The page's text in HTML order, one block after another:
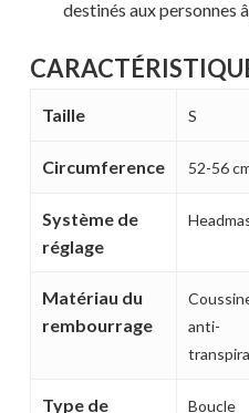
destinés aux personnes
Taille S
Circumference 52-56
Système de
réglage
Matériau du
rembourrage
anti-
Type de
Boucle